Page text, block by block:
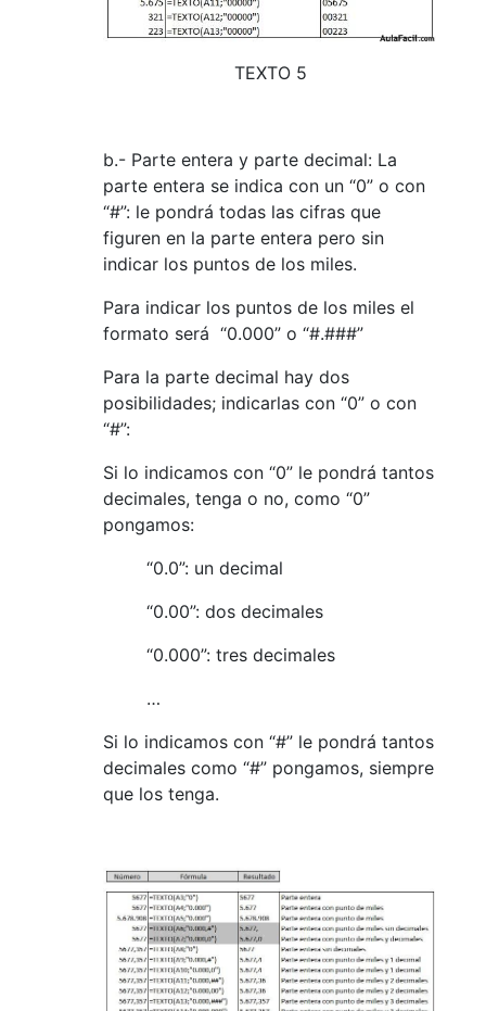
TEXTO 5
b.- Parte entera y parte decimal: La
parte entera se indica con un “0” o con
“#”: le pondrá todas las cifras que
figuren en la parte entera pero sin
indicar los puntos de los miles.
Para indicar los puntos de los miles el
formato será “0.000” o “#.###”
Para la parte decimal hay dos
posibilidades; indicarlas con “0” o con
“#”:
Si lo indicamos con “0” le pondrá tantos
decimales, tenga o no, como “0”
pongamos:
“0.0”: un decimal
“0.00”: dos decimales
“0.000”: tres decimales
…
Si lo indicamos con “#” le pondrá tantos
decimales como “#” pongamos, siempre
que los tenga.